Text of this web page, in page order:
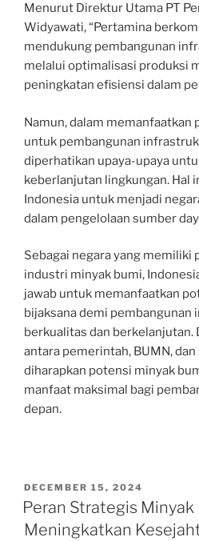
Menurut Direktur Utama PT
Widyawati, “Pertamina
mendukung pembangunan
melalui optimalisasi produksi
peningkatan efisiensi dalam
Namun, dalam memanfaatkan
untuk pembangunan
diperhatikan upaya-upaya
keberlanjutan lingkungan. Hal
Indonesia untuk menjadi
dalam pengelolaan sumber
Sebagai negara yang memiliki
industri minyak bumi,
jawab untuk memanfaatkan
bijaksana demi
berkualitas dan berkelanjutan.
antara pemerintah, BUMN,
diharapkan potensi minyak
manfaat maksimal bagi
depan.
POSTED
ON
DECEMBER 15, 2024
Peran Strategis Minyak
Meningkatkan